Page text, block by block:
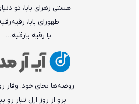
هستی زهرای بابا، تو
طهورای بابا،
یا رقیه یارقیه…
روضه‌ها بجای خود، وقار
برو از روز ازل تبار رو